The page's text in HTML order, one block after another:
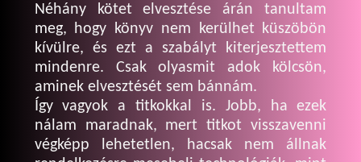
Néhány kötet elvesztése árán tanultam
meg, hogy könyv nem kerülhet küszöbön
kívülre, és ezt a szabályt kiterjesztettem
mindenre. Csak olyasmit adok kölcsön,
aminek elvesztését sem bánnám.
Így vagyok a titkokkal is. Jobb, ha ezek
nálam maradnak, mert titkot visszavenni
végképp lehetetlen, hacsak nem állnak